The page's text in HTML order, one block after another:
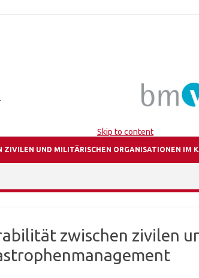
Skip to content
UND MILITÄRISCHEN ORGANISATIONEN IM
zwischen zivilen